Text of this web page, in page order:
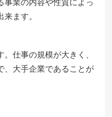
事業の内容や性質によっ
ます。
仕事の規模が大きく、
、大手企業であることが